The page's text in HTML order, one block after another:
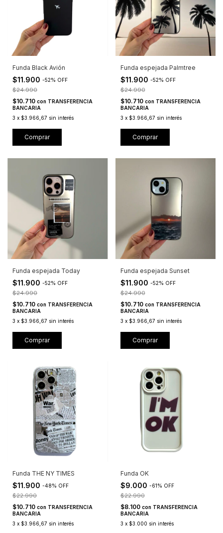
Funda Black Avión
$11.900 -52% OFF
$24.990
$10.710 con TRANSFERENCIA
BANCARIA
3 x $3.966,67 sin interés
Comprar
Funda espejada Palmtree
$11.900 -52% OFF
$24.990
$10.710 con TRANSFERENCIA
BANCARIA
3 x $3.966,67 sin interés
Comprar
Funda espejada Today
$11.900 -52% OFF
$24.990
$10.710 con TRANSFERENCIA
BANCARIA
3 x $3.966,67 sin interés
Comprar
Funda espejada Sunset
$11.900 -52% OFF
$24.990
$10.710 con TRANSFERENCIA
BANCARIA
3 x $3.966,67 sin interés
Comprar
Funda THE NY TIMES
$11.900 -48% OFF
$22.990
$10.710 con TRANSFERENCIA
BANCARIA
3 x $3.966,67 sin interés
Funda OK
$9.000 -61 % OFF
$22.990
$8.100 con TRANSFERENCIA
BANCARIA
3 x $3.000 sin interés